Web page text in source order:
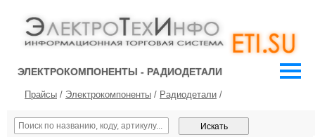
ЭЛЕКТРОКОМПОНЕНТЫ - РАДИОДЕТАЛИ
Прайсы / Электрокомпоненты / Радиодетали /